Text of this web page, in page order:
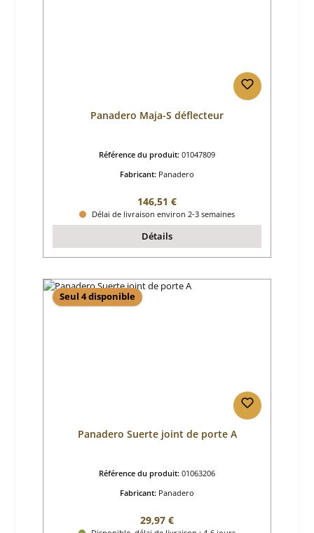
Panadero Maja-S déflecteur
Référence du produit: 01047809
Fabricant: Panadero
Prix régulier :
146,51 €
Délai de livraison environ 2-3 semaines
Détails
Seul 4 disponible
Panadero Suerte joint de porte A
Référence du produit: 01063206
Fabricant: Panadero
Prix régulier :
29,97 €